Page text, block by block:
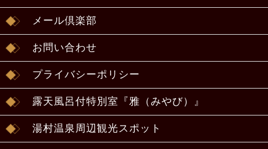
メール倶楽部
お問い合わせ
プライバシーポリシー
露天風呂付特別室『雅（みやび）』
湯村温泉周辺観光スポット